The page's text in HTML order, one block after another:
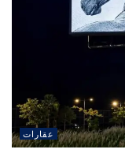
عقارات